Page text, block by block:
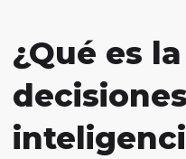
¿Qué es